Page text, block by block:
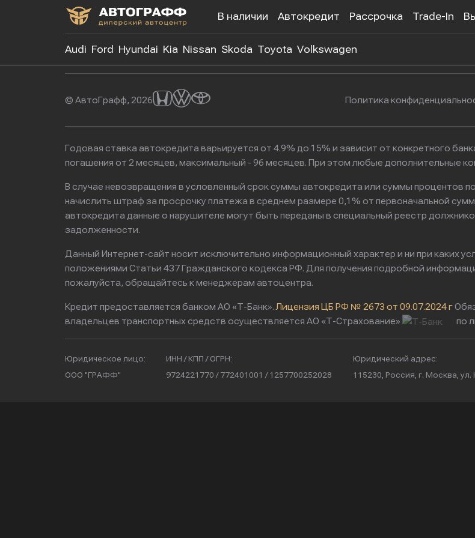
В наличии Автокредит Рассрочка Trade-In
Audi Ford Hyundai Kia Nissan Skoda Toyota Volkswagen
+7 (499) 302-55-38
© АвтоГрафф, 2026 Политика
Годовая ставка автокредита варьируется от 4.9% до 15% и зависит от конкретного
погашения от 2 месяцев, максимальный - 96 месяцев. При этом любые дополнительные
В случае невозвращения в условленный срок суммы автокредита или суммы процентов
начислить штраф за просрочку платежа в среднем размере 0,1% от первоначальной
автокредита данные о нарушителе могут быть переданы в специальный реестр
задолженности.
Данный Интернет-сайт носит исключительно информационный характер и ни при каких
положениями Статьи 437 Гражданского кодекса РФ. Для получения подробной
пожалуйста, обращайтесь к менеджерам автоцентра.
Кредит предоставляется банком АО «Т-Банк». Лицензия ЦБ РФ № 2673 от 09.07.2024 г
владельцев транспортных средств осуществляется АО «Т-Страхование»
по
Юридическое лицо:
ООО "ГРАФФ"
ИНН / КПП / ОГРН:
9724221770 / 772401001 / 1257700252028
Юридический адрес:
115230, Россия, г. Москва, ул.